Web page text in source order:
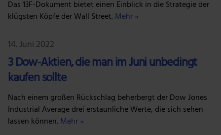
Das 13F-Dokument bietet einen Einblick in die Strategie der
klügsten Köpfe der Wall Street. Mehr »
14. Juni 2022
3 Dow-Aktien, die man im Juni unbedingt
kaufen sollte
Nach einem großen Rückschlag beherbergt der Dow Jones
Industrial Average drei erstaunliche Werte, die sich sehen
lassen können. Mehr »